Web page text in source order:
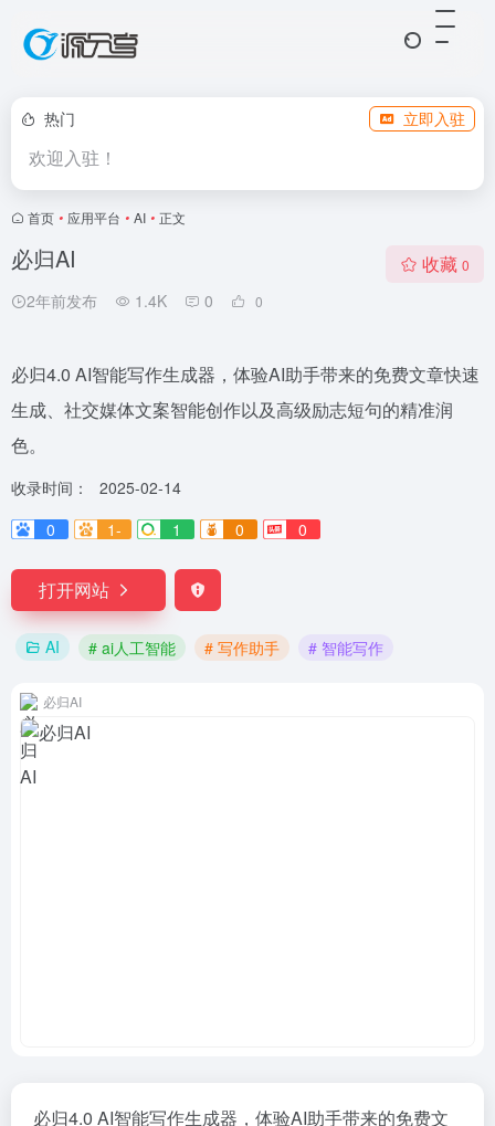
热门 立即入驻
欢迎入驻！
首页 • 应用平台 • AI • 正文
必归AI
2年前发布 1.4K 0 0
收藏 0
必归4.0 AI智能写作生成器，体验AI助手带来的免费文章快速
生成、社交媒体文案智能创作以及高级励志短句的精准润
色。
收录时间：
2025-02-14
0
1- 1 0 0
打开网站
AI # ai人工智能 # 写作助手 # 智能写作
必归AI
必归4.0 AI智能写作生成器，体验AI助手带来的免费文